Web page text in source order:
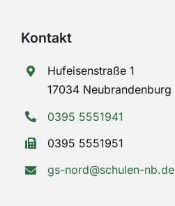
Kontakt
Hufeisenstraße 1
17034 Neubrandenburg
0395 5551941
0395 5551951
gs-nord@schulen-nb.de